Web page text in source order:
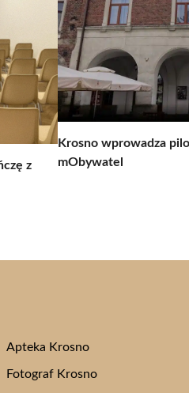
z
Krosno wprowadza
mObywatel
Apteka Krosno
Fotograf Krosno